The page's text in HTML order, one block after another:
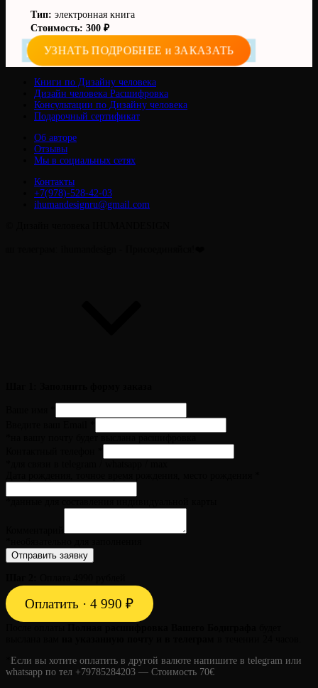
Тип: электронная книга
Стоимость: 300 ₽
УЗНАТЬ ПОДРОБНЕЕ и ЗАКАЗАТЬ
Книги по Дизайну человека
Дизайн человека Расшифровка
Консультации по Дизайну человека
Подарочный сертификат
Об авторе
Отзывы
Мы в социальных сетях
Контакты
+7(978)-528-42-03
ihumandesignru@gmail.com
Отправить заявку
Оплатить · 4 990 ₽
Если вы хотите оплатить в другой валюте напишите в telegram или
whatsapp по тел +79785284203 — Стоимость 70€